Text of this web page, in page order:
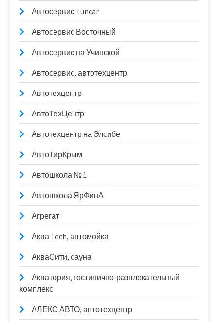
Автосервис Tuncar
Автосервис Восточный
Автосервис на Учинской
Автосервис, автотехцентр
Автотехцентр
АвтоТехЦентр
Автотехцентр на Элсибе
АвтоТирКрым
Автошкола № 1
Автошкола ЯрФинА
Агрегат
Аква Tech, автомойка
АкваСити, сауна
Акватория, гостинично-развлекательный
комплекс
АЛЕКС АВТО, автотехцентр